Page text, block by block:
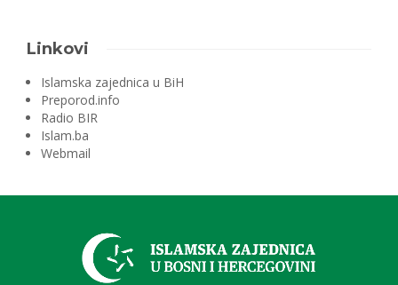
Linkovi
Islamska zajednica u BiH
Preporod.info
Radio BIR
Islam.ba
Webmail